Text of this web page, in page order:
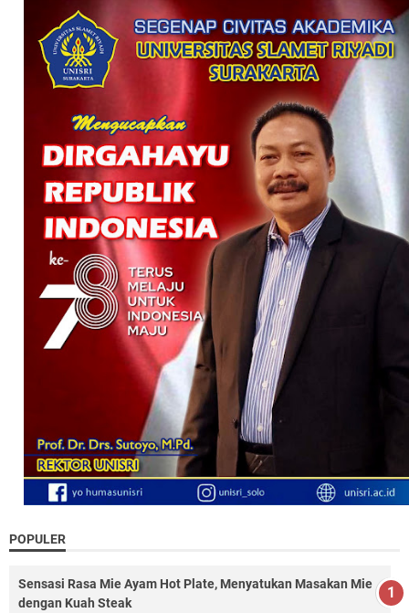
POPULER
Sensasi Rasa Mie Ayam Hot Plate, Menyatukan Masakan Mie
dengan Kuah Steak